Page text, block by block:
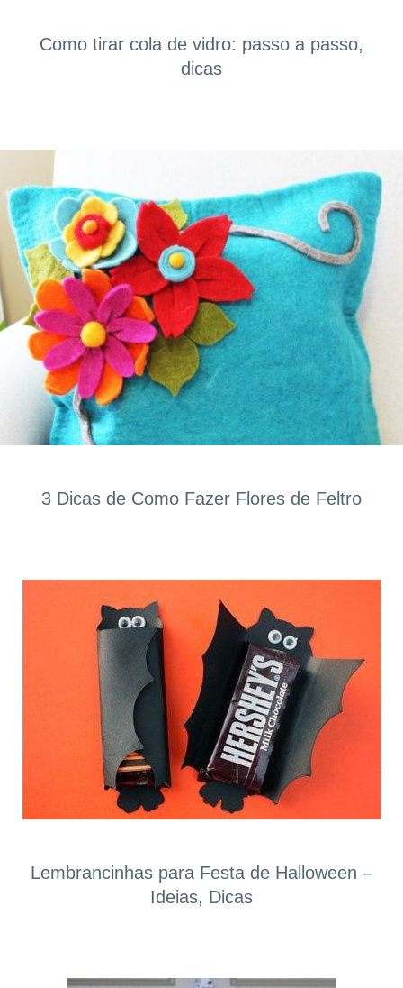
Como tirar cola de vidro: passo a passo,
dicas
3 Dicas de Como Fazer Flores de Feltro
Lembrancinhas para Festa de Halloween –
Ideias, Dicas